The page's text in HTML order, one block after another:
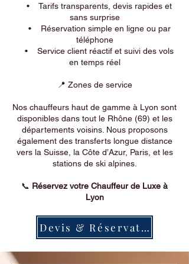
• Tarifs transparents, devis rapides et
sans surprise
• Réservation simple en ligne ou par
téléphone
• Service client réactif et suivi des vols
en temps réel
📍 Zones de service
Nos chauffeurs haut de gamme à Lyon sont
disponibles dans tout le Rhône (69) et les
départements voisins. Nous proposons
également des transferts longue distance
vers la Suisse, la Côte d’Azur, Paris, et les
stations de ski alpines.
📞 Réservez votre Chauffeur de Luxe à
Lyon
Devis & Réservation